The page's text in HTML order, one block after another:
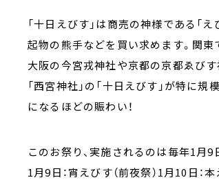
「十日えびす」は商売の神様である「
起物の熊手などを買い求めます。関東
大阪の今宮戎神社や京都の京都ゑび
「西宮神社」の「十日えびす」が特に
になるほどの賑わい！
このお祭り、実施されるのは毎年1月9
1月9日：宵えびす（前夜祭）1月10日：